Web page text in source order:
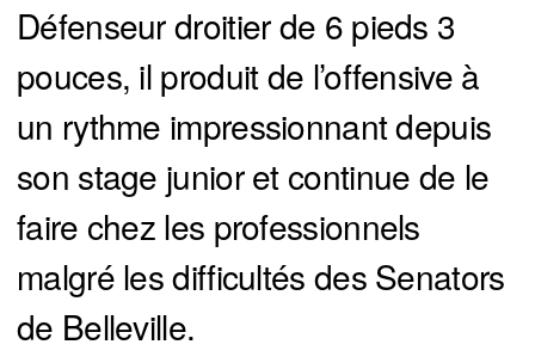
Défenseur droitier de 6 pieds 3
pouces, il produit de l’offensive à
un rythme impressionnant depuis
son stage junior et continue de le
faire chez les professionnels
malgré les difficultés des Senators
de Belleville.